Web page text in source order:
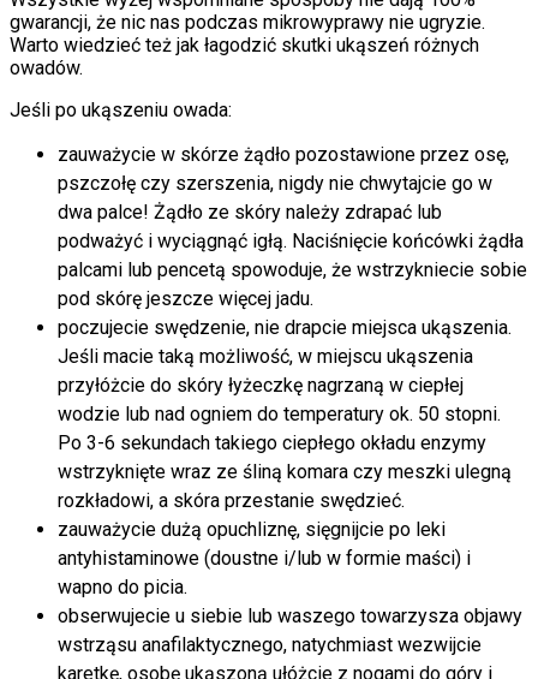
gwarancji, że nic nas podczas mikrowyprawy nie ugryzie.
Warto wiedzieć też jak łagodzić skutki ukąszeń różnych
owadów.
Jeśli po ukąszeniu owada:
zauważycie w skórze żądło pozostawione przez osę,
pszczołę czy szerszenia, nigdy nie chwytajcie go w
dwa palce! Żądło ze skóry należy zdrapać lub
podważyć i wyciągnąć igłą. Naciśnięcie końcówki żądła
palcami lub pencetą spowoduje, że wstrzykniecie sobie
pod skórę jeszcze więcej jadu.
poczujecie swędzenie, nie drapcie miejsca ukąszenia.
Jeśli macie taką możliwość, w miejscu ukąszenia
przyłóżcie do skóry łyżeczkę nagrzaną w ciepłej
wodzie lub nad ogniem do temperatury ok. 50 stopni.
Po 3-6 sekundach takiego ciepłego okładu enzymy
wstrzyknięte wraz ze śliną komara czy meszki ulegną
rozkładowi, a skóra przestanie swędzieć.
zauważycie dużą opuchliznę, sięgnijcie po leki
antyhistaminowe (doustne i/lub w formie maści) i
wapno do picia.
obserwujecie u siebie lub waszego towarzysza objawy
wstrząsu anafilaktycznego, natychmiast wezwijcie
karetkę, osobę ukąszoną ułóżcie z nogami do góry i